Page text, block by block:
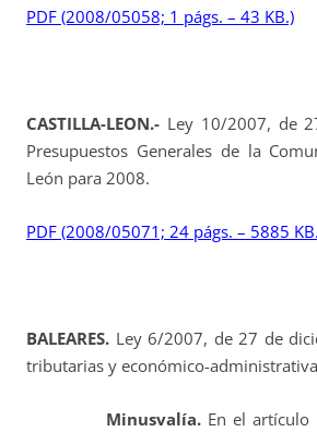
PDF (2008/05058; 1 págs. – 43 KB.)
CASTILLA-LEON.- Ley 10/2007, de
Presupuestos Generales de la
León para 2008.
PDF (2008/05071; 24 págs. – 5885
BALEARES. Ley 6/2007, de 27 de
tributarias y económico-
Minusvalía.En el artículo